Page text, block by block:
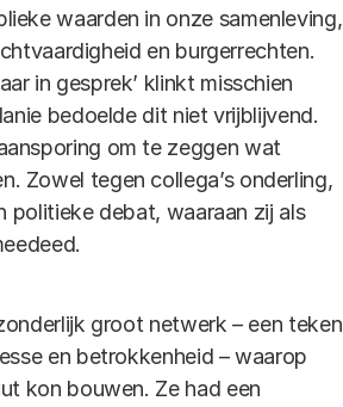
waarden in onze samenleving,
en burgerrechten.
in gesprek’ klinkt misschien
bedoelde dit niet vrijblijvend.
om te zeggen wat
Zowel tegen collega’s onderling,
politieke debat, waaraan zij als
groot netwerk – een teken
en betrokkenheid – waarop
kon bouwen. Ze had een